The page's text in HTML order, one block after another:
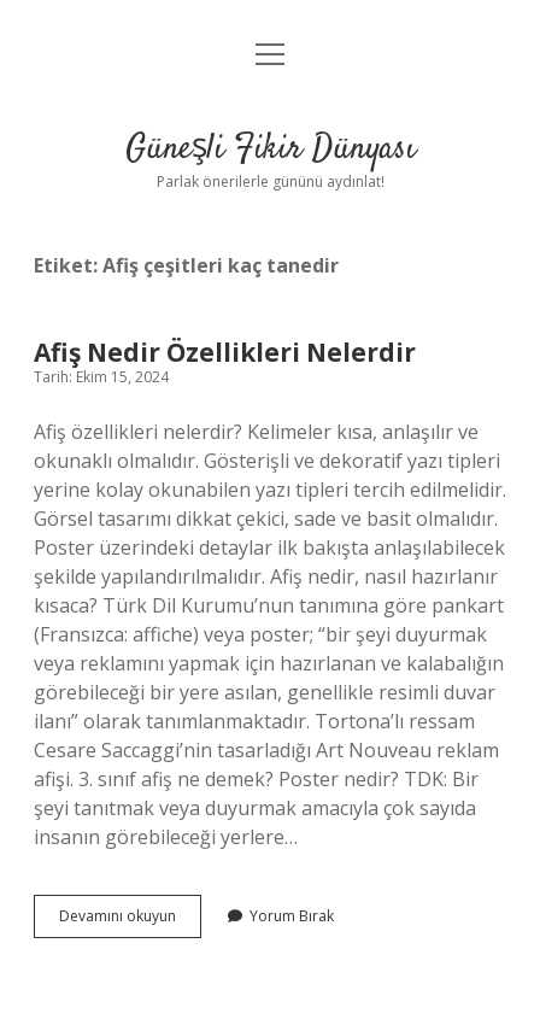
Anasayfa
Yasal Uyarı
menüyü
Güneşli Fikir Dünyası
Parlak önerilerle gününü aydınlat!
Etiket:Afiş çeşitleri kaç tanedir
Afiş Nedir Özellikleri Nelerdir
Tarih: Ekim 15, 2024
Afiş özellikleri nelerdir? Kelimeler kısa, anlaşılır ve
okunaklı olmalıdır. Gösterişli ve dekoratif yazı tipleri
yerine kolay okunabilen yazı tipleri tercih edilmelidir.
Görsel tasarımı dikkat çekici, sade ve basit olmalıdır.
Poster üzerindeki detaylar ilk bakışta anlaşılabilecek
şekilde yapılandırılmalıdır. Afiş nedir, nasıl hazırlanır
kısaca? Türk Dil Kurumu’nun tanımına göre pankart
(Fransızca: affiche) veya poster; “bir şeyi duyurmak
veya reklamını yapmak için hazırlanan ve kalabalığın
görebileceği bir yere asılan, genellikle resimli duvar
ilanı” olarak tanımlanmaktadır. Tortona’lı ressam
Cesare Saccaggi’nin tasarladığı Art Nouveau reklam
afişi. 3. sınıf afiş ne demek? Poster nedir? TDK: Bir
şeyi tanıtmak veya duyurmak amacıyla çok sayıda
insanın görebileceği yerlere…
Devamını okuyun
Nedir
Yorum Bırak